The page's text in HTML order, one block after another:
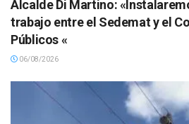
Alcalde Di Martino:
trabajo entre el Sedemat y el
Públicos «
06/08/2026